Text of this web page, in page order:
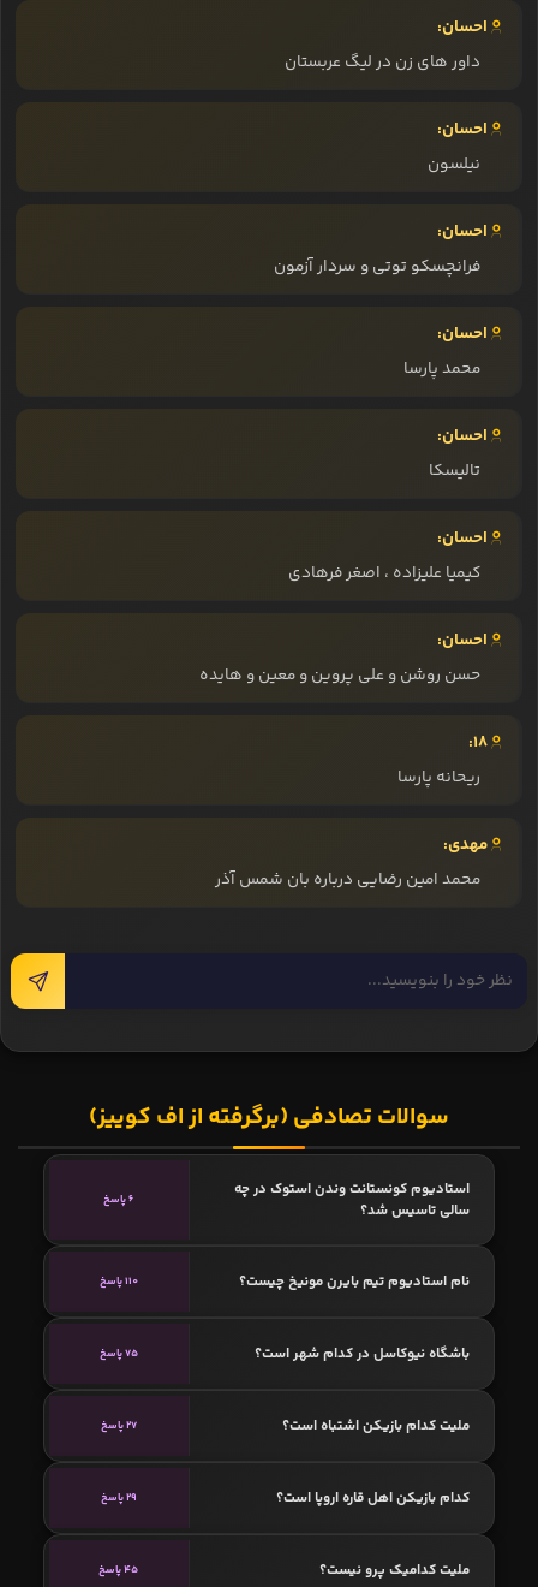
احسان:
داور های زن در لیگ عربستان
احسان:
نیلسون
احسان:
فرانچسکو توتی و سردار آزمون
احسان:
محمد پارسا
احسان:
تالیسکا
احسان:
کیمیا علیزاده ، اصغر فرهادی
احسان:
حسن روشن و علی پروین و معین و هایده
18:
ریحانه پارسا
مهدی:
محمد امین رضایی درباره بان شمس آذر
سوالات تصادفی (برگرفته از اف کوییز)
استادیوم کونستانت وندن استوک در چه
سالی تاسیس شد؟
6 پاسخ
نام استادیوم تیم بایرن مونیخ چیست؟ 110 پاسخ
باشگاه نیوکاسل در کدام شهر است؟ 75 پاسخ
ملیت کدام بازیکن اشتباه است؟ 27 پاسخ
کدام بازیکن اهل قاره اروپا است؟ 29 پاسخ
ملیت کدامیک پرو نیست؟ 45 پاسخ